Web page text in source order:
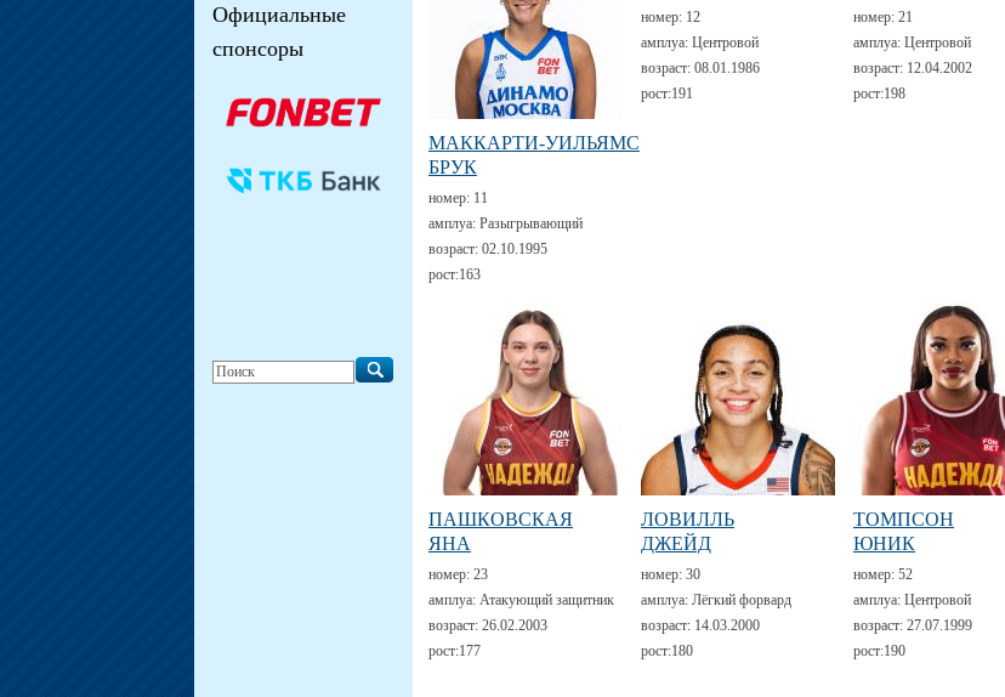
МАККАРТИ-УИЛЬЯМС
БРУК
номер: 11
амплуа: Разыгрывающий
возраст: 02.10.1995
рост:163
номер: 12
амплуа: Центровой
возраст: 08.01.1986
рост:191
номер: 21
амплуа: Центровой
возраст: 12.04.2002
рост:198
ПАШКОВСКАЯ
ЯНА
номер: 23
амплуа: Атакующий защитник
возраст: 26.02.2003
рост:177
ЛОВИЛЛЬ
ДЖЕЙД
номер: 30
амплуа: Лёгкий форвард
возраст: 14.03.2000
рост:180
ТОМПСОН
ЮНИК
номер: 52
амплуа: Центровой
возраст: 27.07.1999
рост:190
Официальные
спонсоры